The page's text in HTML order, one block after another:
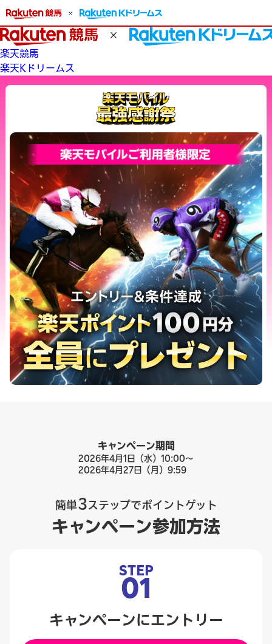
楽天競馬
楽天Kドリームス
キャンペーン期間
2026年4月1日（水）10:00〜
2026年4月27日（月）9:59
簡単 3ステップでポイントゲット
キャンペーン参加方法
STEP
01
キャンペーンにエントリー